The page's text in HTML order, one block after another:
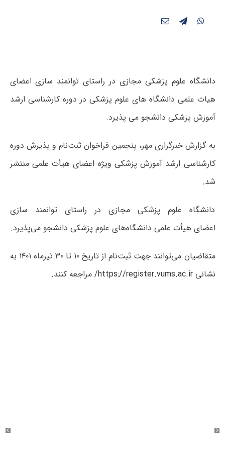
دانشگاه علوم پزشکی مجازی در راستای توانمند سازی اعضای
هیات علمی دانشگاه های علوم پزشکی در دوره کارشناسی ارشد
آموزش پزشکی دانشجو می پذیرد.
به گزارش خبرگزاری مهر، پنجمین فراخوان ثبت‌نام و پذیرش دوره
کارشناسی ارشد آموزش پزشکی ویژه اعضای هیأت علمی منتشر
شد.
دانشگاه علوم پزشکی مجازی در راستای توانمند سازی
اعضای هیأت علمی دانشگاه‌های علوم پزشکی دانشجو می‌پذیرد.
متقاضیان می‌توانند جهت ثبت‌نام از تاریخ ۱۰ تا ۳۰ تیرماه ۱۴۰۱ به
نشانیhttps://register.vums.ac.ir/ مراجعه کنند.